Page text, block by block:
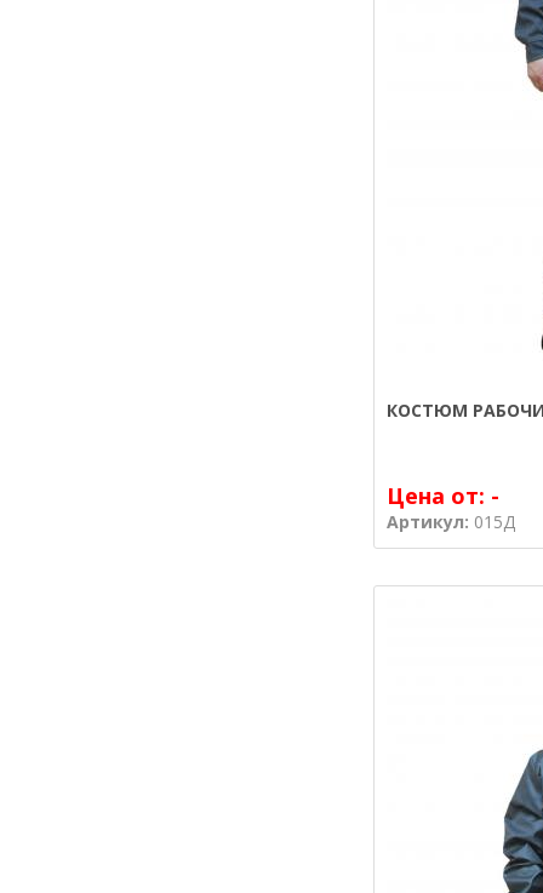
КОСТЮМ
Цена от: -
Артикул: 015Д